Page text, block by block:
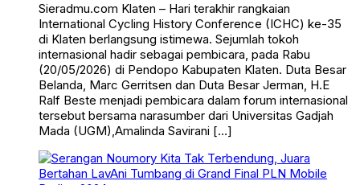
Sieradmu.com Klaten – Hari terakhir rangkaian
International Cycling History Conference (ICHC) ke-35
di Klaten berlangsung istimewa. Sejumlah tokoh
internasional hadir sebagai pembicara, pada Rabu
(20/05/2026) di Pendopo Kabupaten Klaten. Duta Besar
Belanda, Marc Gerritsen dan Duta Besar Jerman, H.E
Ralf Beste menjadi pembicara dalam forum internasional
tersebut bersama narasumber dari Universitas Gadjah
Mada (UGM),Amalinda Savirani […]